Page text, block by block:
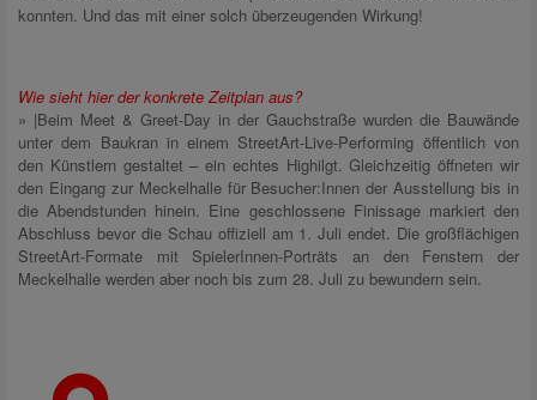
konnten. Und das mit einer solch überzeugenden Wirkung!
Wie sieht hier der konkrete Zeitplan aus?
» |Beim Meet & Greet-Day in der Gauchstraße wurden die Bauwände
unter dem Baukran in einem StreetArt-Live-Performing öffentlich von
den Künstlern gestaltet – ein echtes Highilgt. Gleichzeitig öffneten wir
den Eingang zur Meckelhalle für Besucher:Innen der Ausstellung bis in
die Abendstunden hinein. Eine geschlossene Finissage markiert den
Abschluss bevor die Schau offiziell am 1. Juli endet. Die großflächigen
StreetArt-Formate mit SpielerInnen-Porträts an den Fenstern der
Meckelhalle werden aber noch bis zum 28. Juli zu bewundern sein.